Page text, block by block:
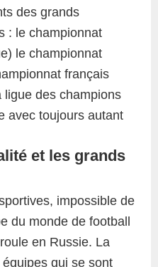
des grands
: le championnat
le championnat
français
ligue des champions
avec toujours autant
et les grands
impossible de
du monde de football
en Russie. La
qui se sont